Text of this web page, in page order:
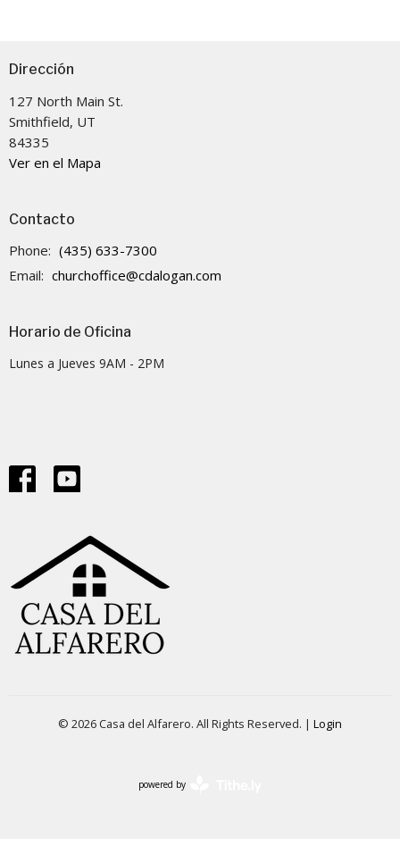
Dirección
127 North Main St.
Smithfield, UT
84335
Ver en el Mapa
Contacto
Phone: (435) 633-7300
Email: churchoffice@cdalogan.com
Horario de Oficina
Lunes a Jueves 9AM - 2PM
© 2026 Casa del Alfarero. All Rights Reserved. | Login
powered by